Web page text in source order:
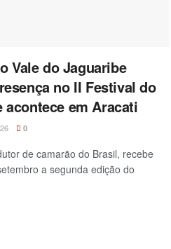
Vale do Jaguaribe
no II Festival do
acontece em Aracati
0
de camarão do Brasil, recebe
a segunda edição do